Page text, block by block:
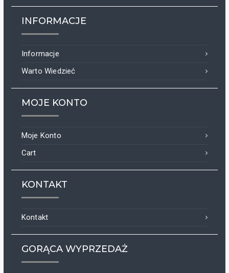
INFORMACJE
Informacje
Warto Wiedzieć
MOJE KONTO
Moje Konto
Cart
KONTAKT
Kontakt
GORĄCA WYPRZEDAŻ